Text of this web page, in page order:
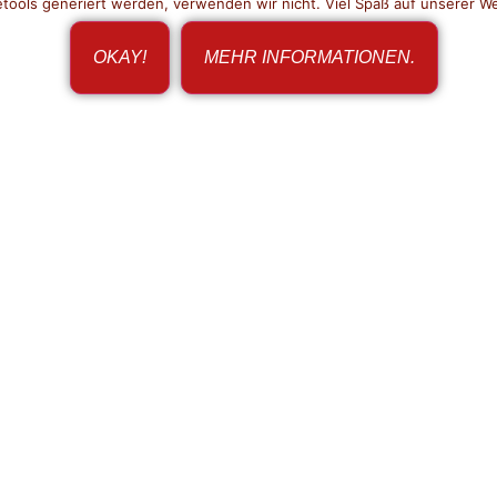
OKAY! MEHR INFORMATIONEN.